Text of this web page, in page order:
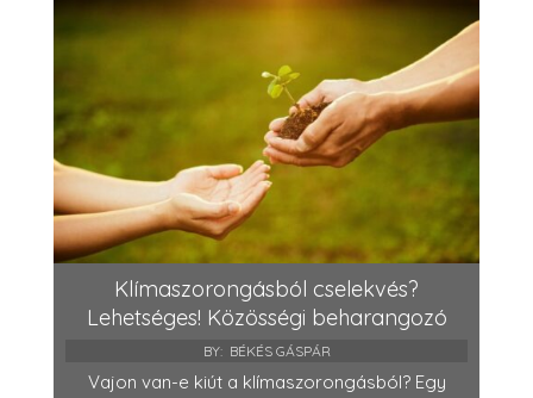
Klímaszorongásból cselekvés?
Lehetséges! Közösségi beharangozó
BY: BÉKÉS GÁSPÁR
Vajon van-e kiút a klímaszorongásból? Egy